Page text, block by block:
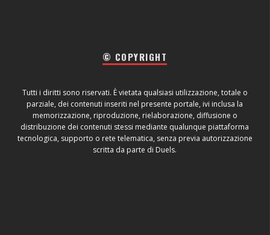
© COPYRIGHT
Tutti i diritti sono riservati. È vietata qualsiasi utilizzazione, totale o
parziale, dei contenuti inseriti nel presente portale, ivi inclusa la
memorizzazione, riproduzione, rielaborazione, diffusione o
distribuzione dei contenuti stessi mediante qualunque piattaforma
tecnologica, supporto o rete telematica, senza previa autorizzazione
scritta da parte di Duels.